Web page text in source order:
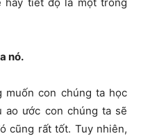
nó.
muốn con chúng ta học
ước con chúng ta sẽ
cũng rất tốt. Tuy nhiên,